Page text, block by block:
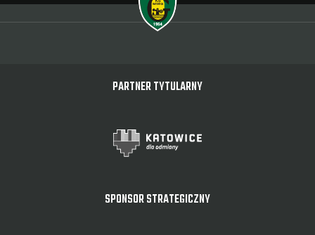
PARTNER TYTULARNY
SPONSOR STRATEGICZNY